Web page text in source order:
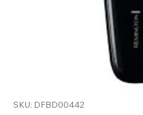
SKU: DFBD00442